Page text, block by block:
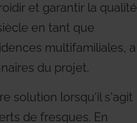
et garantir la qualité
en tant que
multifamiliales, a
du projet.
solution lorsqu'il s'agit
de fresques. En